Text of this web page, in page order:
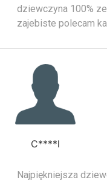
dziewczyna 100%
zajebiste polecam
C****l
Najpiękniejsza